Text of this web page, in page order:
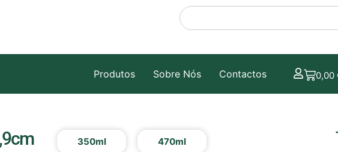
Produtos Sobre Nós Contactos 0,00
350ml 470ml